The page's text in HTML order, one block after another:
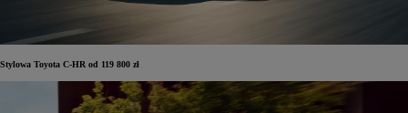
Stylowa Toyota C-HR od 119 800 zł